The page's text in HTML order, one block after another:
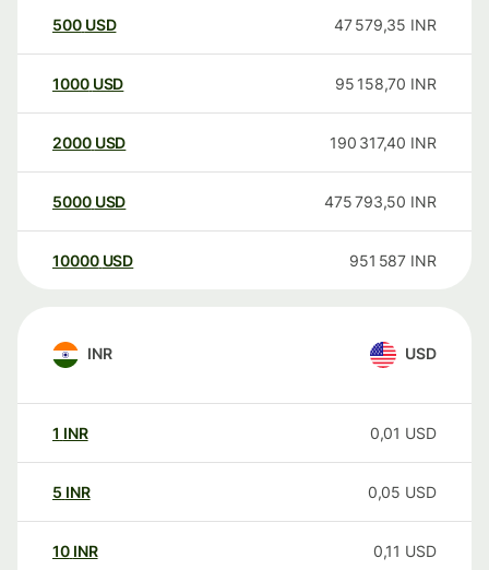
500 USD 47 579,35 INR
1000 USD 95 158,70 INR
2000 USD 190 317,40 INR
5000 USD 475 793,50 INR
10000 USD 951 587 INR
INR USD
1 INR 0,01 USD
5 INR 0,05 USD
10 INR 0,11 USD